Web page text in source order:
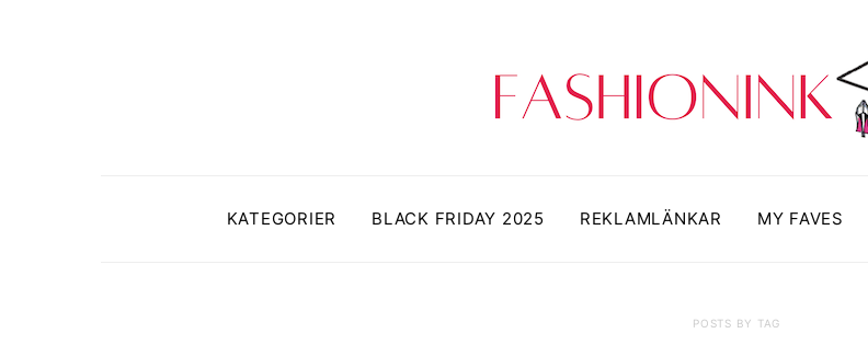
KATEGORIER BLACK FRIDAY 2025 REKLAMLÄNKAR MY FAVES
POSTS BY TAG